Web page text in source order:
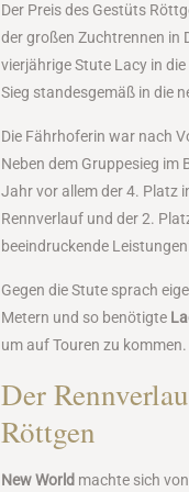
Der Preis des Gestüts
der großen Zuchtrennen in
vierjährige Stute Lacy in
Sieg standesgemäß in die
Die Fährhoferin war nach
Neben dem Gruppesieg im
Jahr vor allem der 4. Platz
Rennverlauf und der 2.
beeindruckende Leistungen.
Gegen die Stute sprach
Metern und so benötigte
um auf Touren zu kommen.
Der
Röttgen
New World machte sich